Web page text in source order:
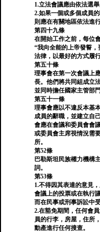
1.立法會議應由依法選
2.如果一個或多個成員
則應在有關地區依法進
第四十九條
在開始工作之前，每位
“我向全能的上帝發誓
法律，以最好的方式履
第五十條
理事會在第一次會議上
長。他們將共同組成立
並同時擔任國家主管部
第五十一條
理事會應以不違反本基
成員的辭職，並建立自
會應在會議和委員會會
或委員會主席視情況需
所。
第52條
巴勒斯坦民族權力機構
詞。
第53條
1.不得因其表達的意見
會議上的投票或在執行
而在民事或刑事訴訟中
2.在豁免期間，任何會
員的行李，房屋，住所
動產進行任何搜查。